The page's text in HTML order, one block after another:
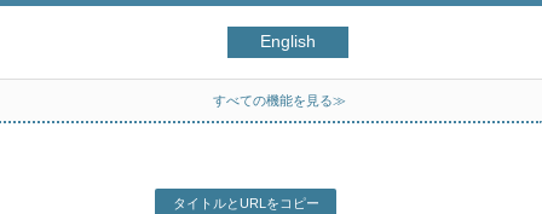
English
すべての機能を見る≫
タイトルとURLをコピー